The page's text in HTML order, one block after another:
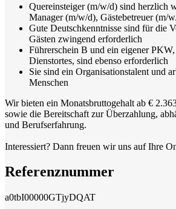
Quereinsteiger (m/w/d) sind herzlich
Manager (m/w/d), Gästebetreuer (m/
Gute Deutschkenntnisse sind für die
Gästen zwingend erforderlich
Führerschein B und ein eigener
Dienstortes, sind ebenso erforderlich
Sie sind ein Organisationstalent und
Menschen
Wir bieten ein Monatsbruttogehalt ab €
sowie die Bereitschaft zur Überzahlung,
und Berufserfahrung.
Interessiert? Dann freuen wir uns auf Ihre
Referenznummer
a0tbI00000GTjyDQAT